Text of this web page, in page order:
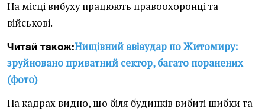
На місці вибуху працюють правоохоронці та
військові.
Читай також:Нищівний авіаудар по Житомиру:
зруйновано приватний сектор, багато поранених
(фото)
На кадрах видно, що біля будинків вибиті шибки та